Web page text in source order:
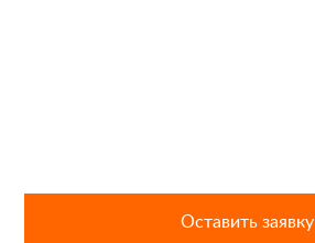
Оставить заявку